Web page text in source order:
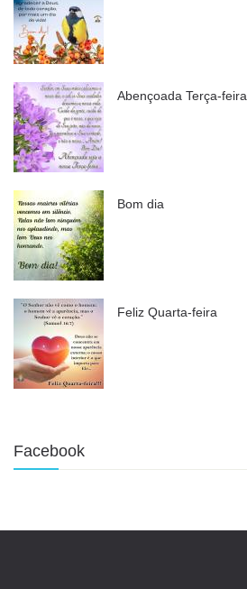
Abençoada Terça-feira
Bom dia
Feliz Quarta-feira
Facebook